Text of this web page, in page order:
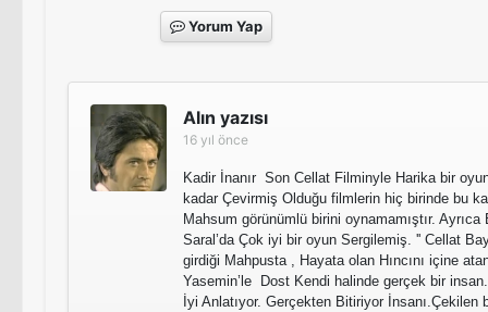
Yorum Yap
Alın yazısı
16 yıl önce
Kadir İnanır Son Cellat Filminyle Harika bir
kadar Çevirmiş Olduğu filmlerin hiç birinde bu
Mahsum görünümlü birini oynamamıştır. Ayrıca
Saral’da Çok iyi bir oyun Sergilemiş. '' Cellat
girdiği Mahpusta , Hayata olan Hıncını içine
Yasemin’le Dost Kendi halinde gerçek bir
İyi Anlatıyor. Gerçekten Bitiriyor